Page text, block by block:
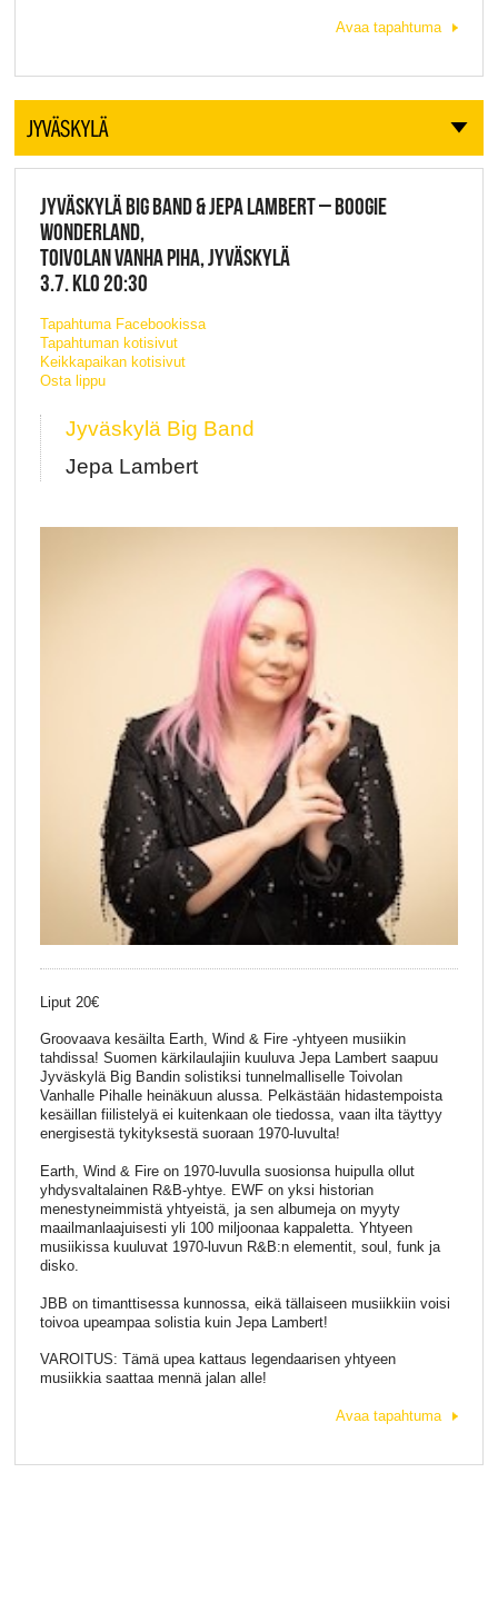
Avaa tapahtuma
JYVÄSKYLÄ
JYVÄSKYLÄ BIG BAND & JEPA LAMBERT – BOOGIE
WONDERLAND,
TOIVOLAN VANHA PIHA, JYVÄSKYLÄ
3.7. KLO 20:30
Tapahtuma Facebookissa
Tapahtuman kotisivut
Keikkapaikan kotisivut
Osta lippu
Jyväskylä Big Band
Jepa Lambert
Liput 20€
Groovaava kesäilta Earth, Wind & Fire -yhtyeen musiikin
tahdissa! Suomen kärkilaulajiin kuuluva Jepa Lambert saapuu
Jyväskylä Big Bandin solistiksi tunnelmalliselle Toivolan
Vanhalle Pihalle heinäkuun alussa. Pelkästään hidastempoista
kesäillan fiilistelyä ei kuitenkaan ole tiedossa, vaan ilta täyttyy
energisestä tykityksestä suoraan 1970-luvulta!
Earth, Wind & Fire on 1970-luvulla suosionsa huipulla ollut
yhdysvaltalainen R&B-yhtye. EWF on yksi historian
menestyneimmistä yhtyeistä, ja sen albumeja on myyty
maailmanlaajuisesti yli 100 miljoonaa kappaletta. Yhtyeen
musiikissa kuuluvat 1970-luvun R&B:n elementit, soul, funk ja
disko.
JBB on timanttisessa kunnossa, eikä tällaiseen musiikkiin voisi
toivoa upeampaa solistia kuin Jepa Lambert!
VAROITUS: Tämä upea kattaus legendaarisen yhtyeen
musiikkia saattaa mennä jalan alle!
Avaa tapahtuma